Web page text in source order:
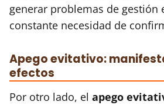
generar problemas de gestión
constante necesidad de
Apego evitativo:
efectos
Por otro lado, el apego